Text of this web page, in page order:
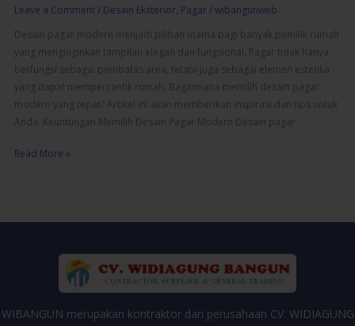
Leave a Comment / Desain Eksterior, Pagar /wibangunweb
Desain pagar modern menjadi pilihan utama bagi banyak pemilik rumah
yang menginginkan tampilan elegan dan fungsional. Pagar tidak hanya
berfungsi sebagai pembatas area, tetapi juga sebagai elemen estetika
yang dapat mempercantik rumah. Bagaimana memilih desain pagar
modern yang tepat? Artikel ini akan memberikan inspirasi dan tips untuk
Anda. Keuntungan Memilih Desain Pagar Modern Desain pagar
Read More »
WIBANGUN merupakan kontraktor dari perusahaan CV. WIDIAGUNG